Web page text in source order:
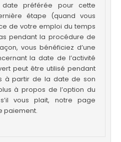
préférée pour cette
étape (quand vous
de votre emploi du temps
pendant la procédure de
la date de l’activité
peut être utilisé pendant
à partir de la date de son
à propos de l’option du
vous plait, notre page
paiement.